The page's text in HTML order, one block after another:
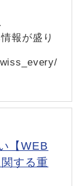
報が盛り
【WEB
する重